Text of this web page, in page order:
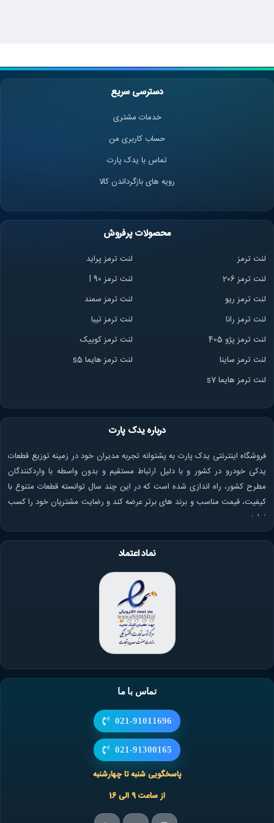
دسترسی سریع
خدمات مشتری
حساب کاربری من
تماس با یدک پارت
رویه های بازگرداندن کالا
محصولات پرفروش
لنت ترمز
لنت ترمز پراید
لنت ترمز 206
لنت ترمز l 90
لنت ترمز ریو
لنت ترمز سمند
لنت ترمز رانا
لنت ترمز تیبا
لنت ترمز پژو 405
لنت ترمز کوییک
لنت ترمز ساینا
لنت ترمز هایما s5
لنت ترمز هایما s7
درباره یدک پارت
فروشگاه اینترنتی یدک پارت به پشتوانه تجربه مدیران خود در زمینه توزیع قطعات
یدکی خودرو در کشور و با دلیل ارتباط مستقیم و بدون واسطه با واردکنندگان
مطرح کشور، راه اندازی شده است که در این چند سال توانسته قطعات متنوع با
کیفیت، قیمت مناسب و برند های برتر عرضه کند و رضایت مشتریان خود را کسب
نماید.
نماد اعتماد
تماس با ما
021-91011696
021-91300165
پاسخگویی شنبه تا چهارشنبه
از ساعت 9 الی 16